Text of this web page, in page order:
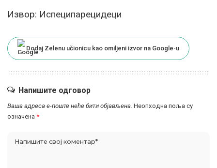
Извор: Испеципарецидеци
Dodaj Zelenu učionicu kao omiljeni izvor na Google-u
Напишите одговор
Ваша адреса е-поште неће бити објављена. Неопходна поља су
означена *